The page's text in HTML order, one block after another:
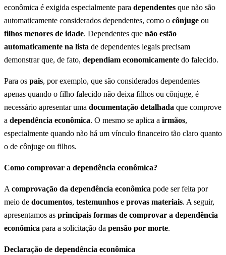
econômica é exigida especialmente para dependentes que não são
automaticamente considerados dependentes, como o cônjuge ou
filhos menores de idade. Dependentes que não estão
automaticamente na lista de dependentes legais precisam
demonstrar que, de fato, dependiam economicamente do falecido.
Para os pais, por exemplo, que são considerados dependentes
apenas quando o filho falecido não deixa filhos ou cônjuge, é
necessário apresentar uma documentação detalhada que comprove
a dependência econômica. O mesmo se aplica a irmãos,
especialmente quando não há um vínculo financeiro tão claro quanto
o de cônjuge ou filhos.
Como comprovar a dependência econômica?
A comprovação da dependência econômica pode ser feita por
meio de documentos, testemunhos e provas materiais. A seguir,
apresentamos as principais formas de comprovar a dependência
econômica para a solicitação da pensão por morte.
Declaração de dependência econômica